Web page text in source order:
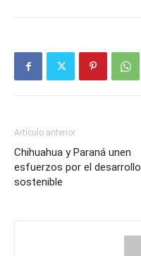
Artículo anterior
Chihuahua y Paraná unen
esfuerzos por el desarrollo
sostenible